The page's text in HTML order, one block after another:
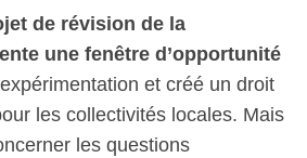
de révision de la
une fenêtre d’opportunité
et créé un droit
les collectivités locales. Mais
les questions